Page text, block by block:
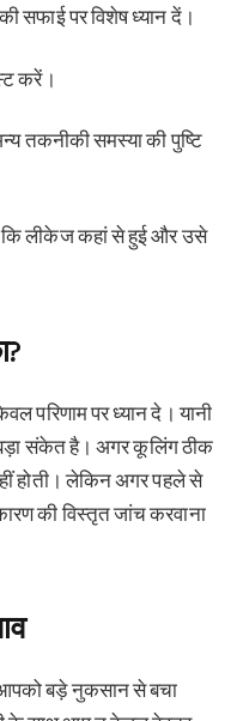
सफाई पर विशेष ध्यान दें।
करें।
तकनीकी समस्या की पुष्टि
कि लीकेज कहां से हुई और उसे
परिणाम पर ध्यान दे। यानी
संकेत है। अगर कूलिंग ठीक
होती। लेकिन अगर पहले से
की विस्तृत जांच करवाना
आपको बड़े नुकसान से बचा